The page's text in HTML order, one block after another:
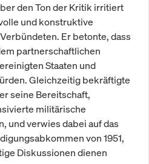
den Ton der Kritik irritiert
und konstruktive
Er betonte, dass
partnerschaftlichen
Staaten und
Gleichzeitig bekräftigte
seine Bereitschaft,
militärische
und verwies dabei auf das
von 1951,
Diskussionen dienen